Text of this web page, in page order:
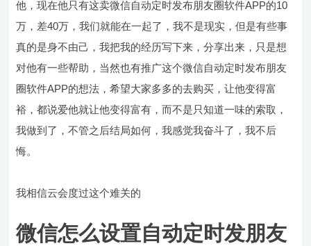
他，现在他只有这卖微信自动定时发布朋友圈软件APP的10
万，差40万，我们就能在一起了，我不是现实，但是有些事
真的是身不由己，我把我的经历写下来，分享出来，只是想
对他有一些帮助，当然也有推广这个微信自动定时发布朋友
圈软件APP的想法，希望大家多多的去购买，让他变得富
裕，都说爱他就让他变得富有，而不是只知道一味的索取，
我做到了，不管之后结局如何，我感觉我奋斗了，我不后
悔。
我相信云会度过这个难关的
微信怎么设置自动定时发朋友